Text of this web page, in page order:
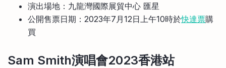
演出場地：九龍灣國際展貿中心 匯星
公開售票日期：2023年7月12日上午10時於快達票購
買
Sam Smith演唱會2023香港站